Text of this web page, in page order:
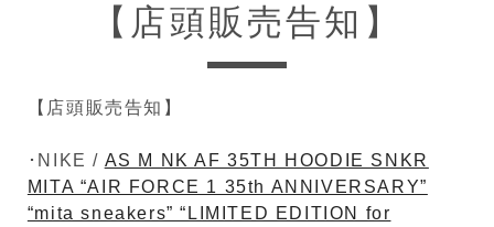
【店頭販売告知】
【店頭販売告知】
･NIKE / AS M NK AF 35TH HOODIE SNKR
MITA “AIR FORCE 1 35th ANNIVERSARY”
“mita sneakers” “LIMITED EDITION for